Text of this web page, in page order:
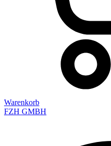
Warenkorb
FZH GMBH